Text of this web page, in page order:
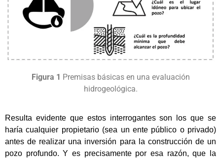
Figura 1 Premisas básicas en una evaluación
hidrogeológica.
Resulta evidente que estos interrogantes son los que se
haría cualquier propietario (sea un ente público o privado)
antes de realizar una inversión para la construcción de un
pozo profundo. Y es precisamente por esa razón, que la